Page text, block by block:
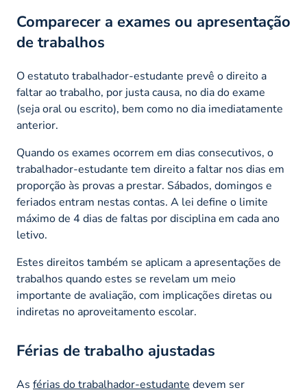
Comparecer a exames ou apresentação
de trabalhos
O estatuto trabalhador-estudante prevê o direito a
faltar ao trabalho, por justa causa, no dia do exame
(seja oral ou escrito), bem como no dia imediatamente
anterior.
Quando os exames ocorrem em dias consecutivos, o
trabalhador-estudante tem direito a faltar nos dias em
proporção às provas a prestar. Sábados, domingos e
feriados entram nestas contas. A lei define o limite
máximo de 4 dias de faltas por disciplina em cada ano
letivo.
Estes direitos também se aplicam a apresentações de
trabalhos quando estes se revelam um meio
importante de avaliação, com implicações diretas ou
indiretas no aproveitamento escolar.
Férias de trabalho ajustadas
As férias do trabalhador-estudante devem ser